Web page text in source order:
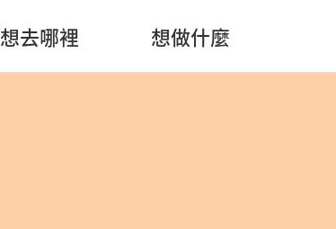
想去哪裡 想做什麼